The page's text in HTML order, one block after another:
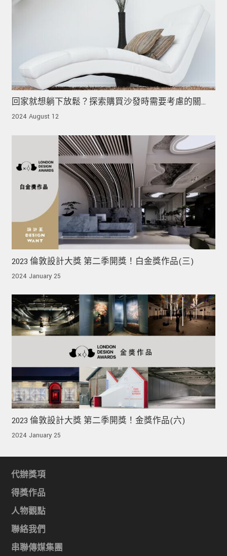
回家就想躺下放鬆？探索購買沙發時需要考慮的關
鍵！
2024 August 12
2023 倫敦設計大獎 第二季開獎！白金獎作品(三)
2024 January 25
2023 倫敦設計大獎 第二季開獎！金獎作品(六)
2024 January 25
代辦獎項
得獎作品
人物觀點
聯絡我們
串聯傳媒集團